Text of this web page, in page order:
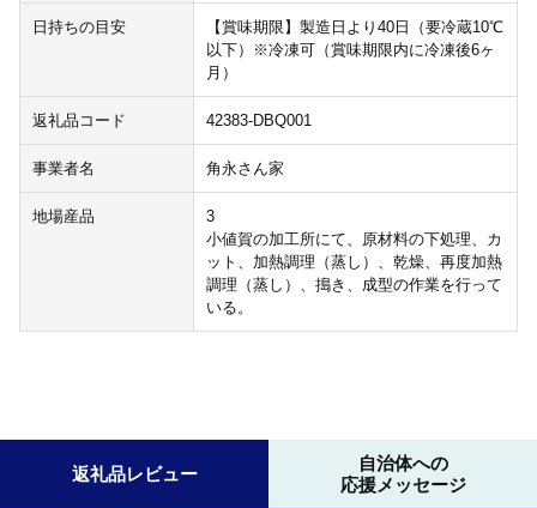
日持ちの目安
【賞味期限】製造日より40日（要冷蔵10℃
以下）※冷凍可（賞味期限内に冷凍後6ヶ
月）
返礼品コード 42383-DBQ001
事業者名 角永さん家
地場産品
3
小値賀の加工所にて、原材料の下処理、カ
ット、加熱調理（蒸し）、乾燥、再度加熱
調理（蒸し）、搗き、成型の作業を行って
いる。
返礼品レビュー
自治体への
応援メッセージ